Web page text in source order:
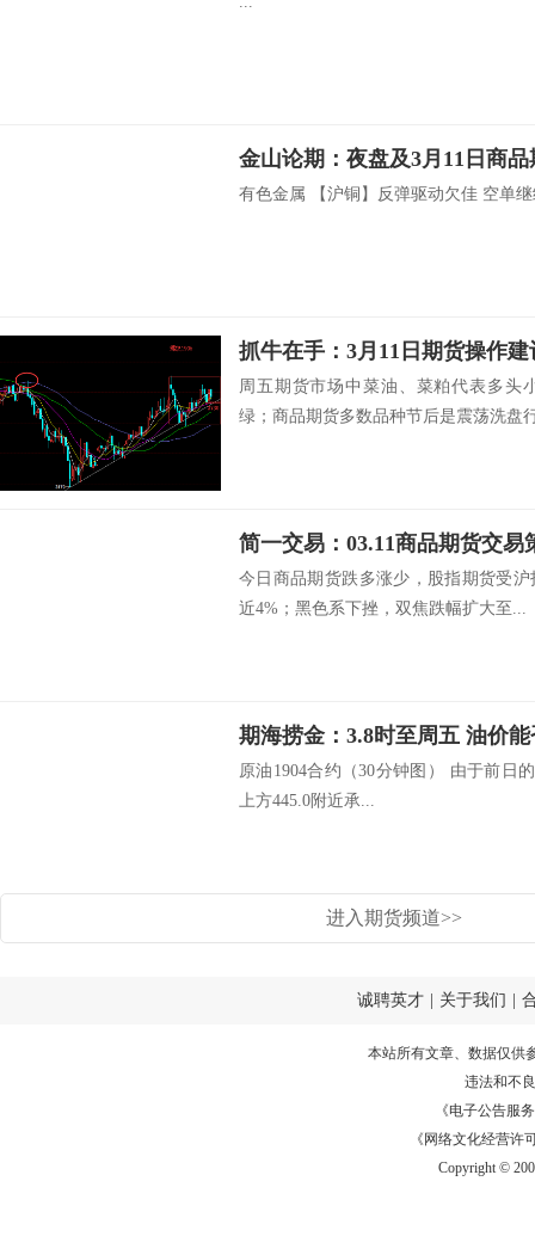
金山论期：夜盘及3月11日商
有色金属 【沪铜】反弹驱动欠佳 空单
抓牛在手：3月11日期货操作建
周五期货市场中菜油、菜粕代表多头
绿；商品期货多数品种节后是震荡洗盘
简一交易：03.11商品期货交易
今日商品期货跌多涨少，股指期货受
近4%；黑色系下挫，双焦跌幅扩大至...
期海捞金：3.8时至周五 油价
原油1904合约（30分钟图） 由于前日
上方445.0附近承...
进入期货频道>>
诚聘英才 关于我们
本站所有文章、数据仅供
违法和不
《电子公告服务
《网络文化经营许
Copyright ©